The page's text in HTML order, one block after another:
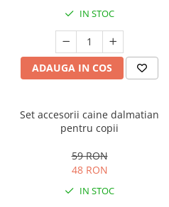
IN STOC
ADAUGA IN COS
Set accesorii caine dalmatian
pentru copii
59 RON
48 RON
IN STOC